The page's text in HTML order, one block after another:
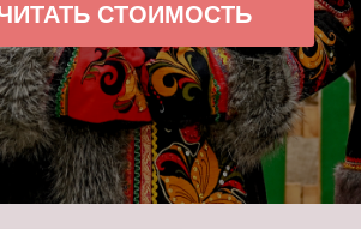
СТОИМОСТЬ